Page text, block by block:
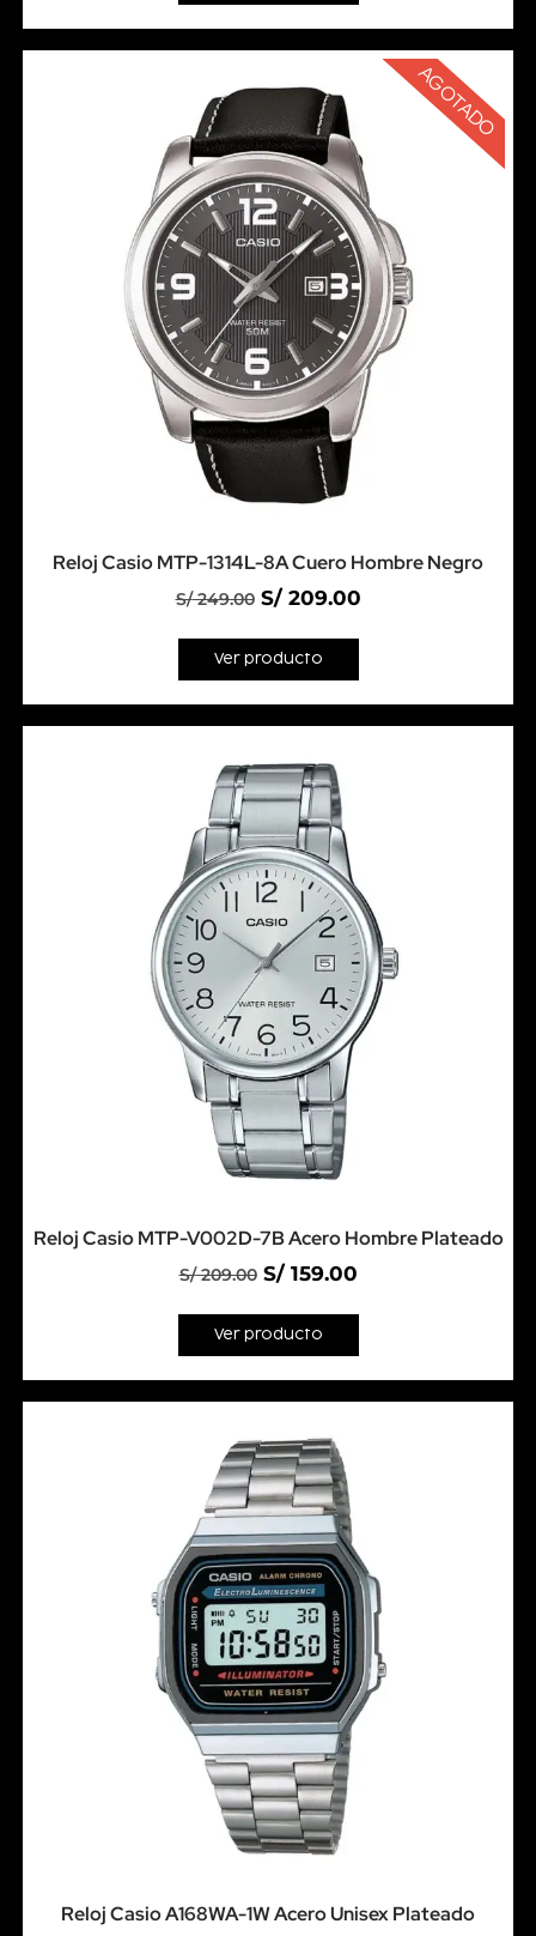
AGOTADO
Reloj Casio MTP-1314L-8A Cuero Hombre Negro
S/249.00 S/209.00
Ver producto
Reloj Casio MTP-V002D-7B Acero Hombre Plateado
S/209.00 S/159.00
Ver producto
Reloj Casio A168WA-1W Acero Unisex Plateado